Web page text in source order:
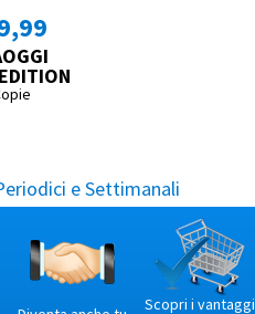
e Settimanali
Scopri i vantaggi